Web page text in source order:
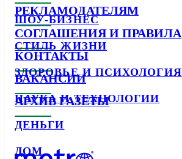
ШОУ-БИЗНЕС
СТИЛЬ ЖИЗНИ
ЗДОРОВЬЕ И ПСИХОЛОГИЯ
НАУКА И ТЕХНОЛОГИИ
ДЕНЬГИ
ДОМ
РЕКЛАМОДАТЕЛЯМ
СОГЛАШЕНИЯ И ПРАВИЛА
КОНТАКТЫ
ВАКАНСИИ
АРХИВ ГАЗЕТЫ